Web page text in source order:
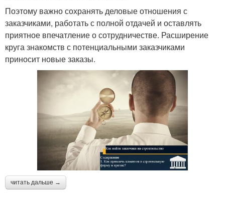
Поэтому важно сохранять деловые отношения с
заказчиками, работать с полной отдачей и оставлять
приятное впечатление о сотрудничестве. Расширение
круга знакомств с потенциальными заказчиками
приносит новые заказы.
читать дальше →